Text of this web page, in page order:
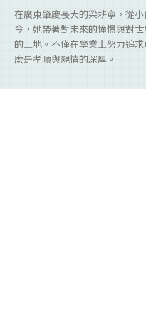
在廣東肇慶長大的梁耕寧，從
今，她帶著對未來的憧憬與對
的土地。不僅在學業上努力追
麼是孝順與親情的深厚。